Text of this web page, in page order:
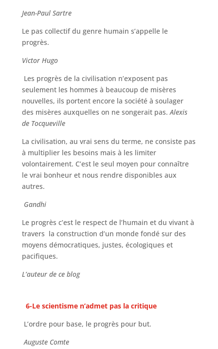
Jean-Paul Sartre
Le pas collectif du genre humain s’appelle le
progrès.
Victor Hugo
Les progrès de la civilisation n’exposent pas
seulement les hommes à beaucoup de misères
nouvelles, ils portent encore la société à soulager
des misères auxquelles on ne songerait pas.Alexis
de Tocqueville
La civilisation, au vrai sens du terme, ne consiste pas
à multiplier les besoins mais à les limiter
volontairement. C’est le seul moyen pour connaître
le vrai bonheur et nous rendre disponibles aux
autres.
Gandhi
Le progrès c’est le respect de l’humain et du vivant à
travers la construction d’un monde fondé sur des
moyens démocratiques, justes, écologiques et
pacifiques.
L’auteur de ce blog
6-Le scientisme n’admet pas la critique
L’ordre pour base, le progrès pour but.
Auguste Comte